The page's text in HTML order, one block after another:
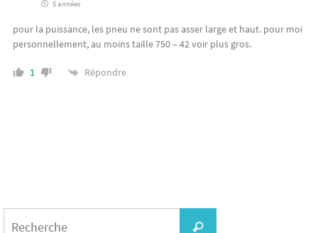
5 années
pour la puissance, les pneu ne sont pas asser large et haut. pour moi
personnellement, au moins taille 750 – 42 voir plus gros.
1 Répondre
Recherche